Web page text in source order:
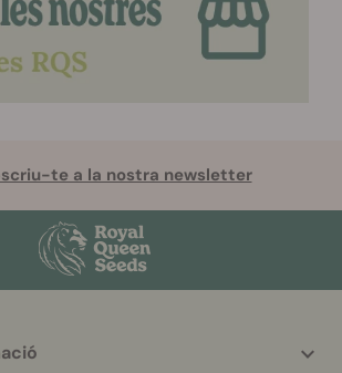
te a la nostra newsletter